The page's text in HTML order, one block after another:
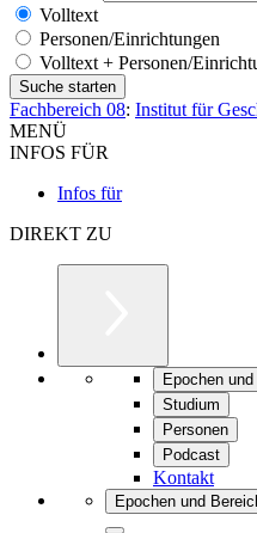
Volltext
Personen/Einrichtungen
Volltext + Personen/
Fachbereich 08: Institut für
MENÜ
INFOS FÜR
Infos für
DIREKT ZU
Epochen
Studium
Personen
Podcast
Kontakt
Epochen und